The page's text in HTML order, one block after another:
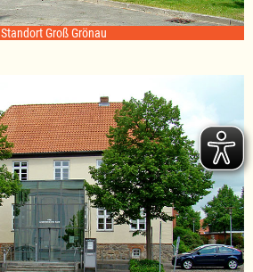
Standort Groß Grönau